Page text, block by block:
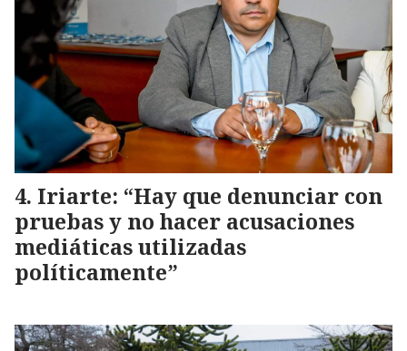
Iriarte: “Hay que denunciar con
pruebas y no hacer acusaciones
mediáticas utilizadas
políticamente”